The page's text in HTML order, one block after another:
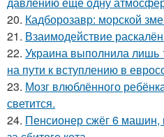
20. Кадборозавр: морской
21. Взаимодействие
22. Украина выполнила лишь
на пути к вступлению в
23. Мозг влюблённого
светится.
24. Пенсионер сжёг 6 машин,